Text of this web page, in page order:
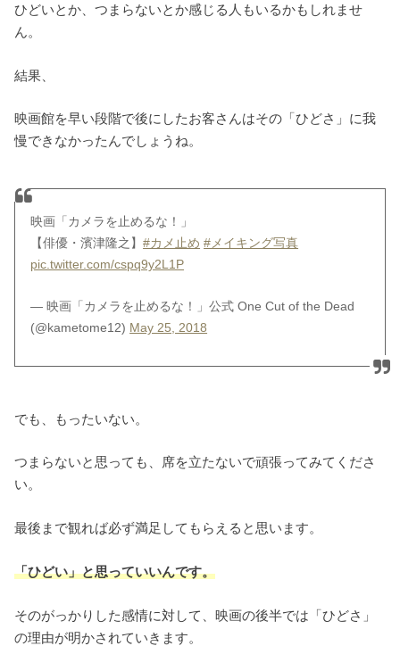
ひどいとか、つまらないとか感じる人もいるかもしれませ
ん。
結果、
映画館を早い段階で後にしたお客さんはその「ひどさ」に我
慢できなかったんでしょうね。
映画「カメラを止めるな！」
【俳優・濱津隆之】#カメ止め #メイキング写真
pic.twitter.com/cspq9y2L1P
— 映画「カメラを止めるな！」公式 One Cut of the Dead
(@kametome12) May 25, 2018
でも、もったいない。
つまらないと思っても、席を立たないで頑張ってみてくださ
い。
最後まで観れば必ず満足してもらえると思います。
「ひどい」と思っていいんです。
そのがっかりした感情に対して、映画の後半では「ひどさ」
の理由が明かされていきます。